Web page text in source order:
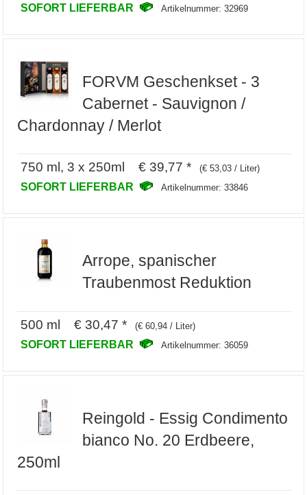
SOFORT LIEFERBAR Artikelnummer: 32969
FORVM Geschenkset - 3
Cabernet - Sauvignon /
Chardonnay / Merlot
750 ml, 3 x 250ml € 39,77 * (€ 53,03 / Liter)
SOFORT LIEFERBAR Artikelnummer: 33846
Arrope, spanischer
Traubenmost Reduktion
500 ml € 30,47 * (€ 60,94 / Liter)
SOFORT LIEFERBAR Artikelnummer: 36059
Reingold - Essig Condimento
bianco No. 20 Erdbeere,
250ml